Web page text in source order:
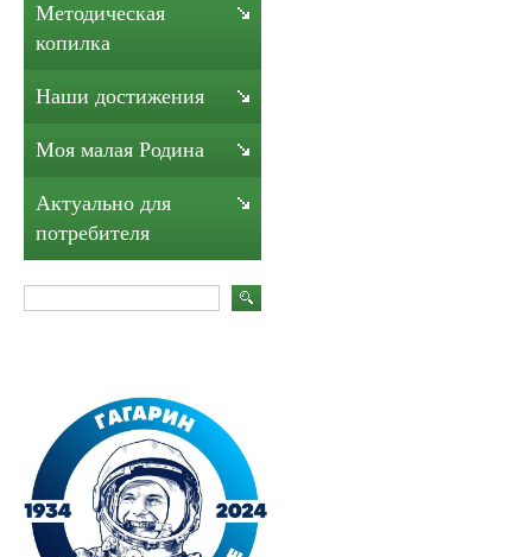
Методическая
копилка
Наши достижения
Моя малая Родина
Актуально для
потребителя